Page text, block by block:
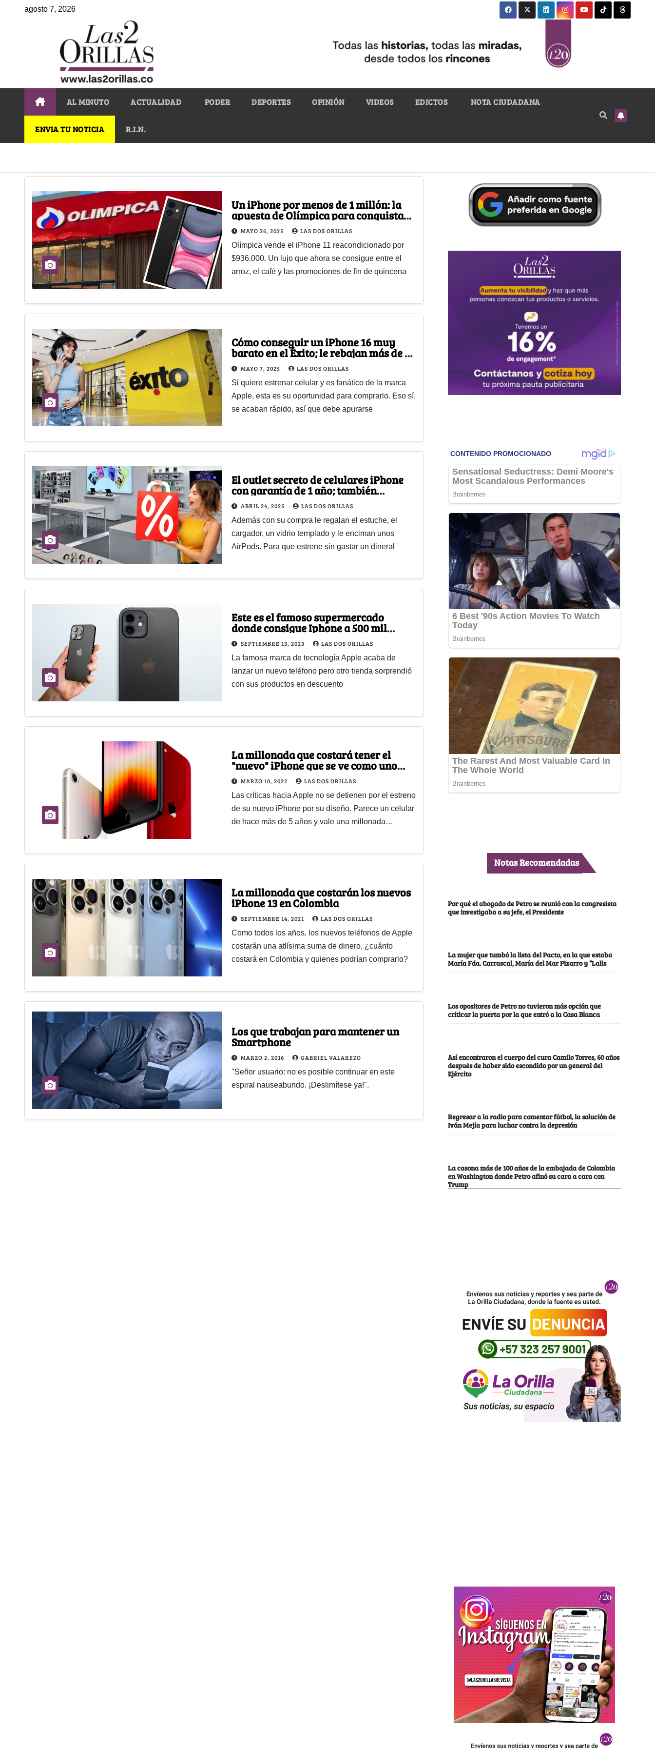
agosto 7, 2026
AL MINUTO ACTUALIDAD PODER DEPORTES OPINIÓN VIDEOS EDICTOS NOTA CIUDADANA
ENVIA TU NOTICIA R.I.N.
Un iPhone por menos de 1 millón: la
apuesta de Olímpica para conquistar
a los que esperan el milagro
MAYO 26, 2025 LAS DOS ORILLAS
Olímpica vende el iPhone 11 reacondicionado por
$936.000. Un lujo que ahora se consigue entre el
arroz, el café y las promociones de fin de quincena
Cómo conseguir un iPhone 16 muy
barato en el Éxito; le rebajan más de 2
millones de pesos
MAYO 7, 2025 LAS DOS ORILLAS
Si quiere estrenar celular y es fanático de la marca
Apple, esta es su oportunidad para comprarlo. Eso sí,
se acaban rápido, así que debe apurarse
El outlet secreto de celulares iPhone
con garantía de 1 año; también
encuentra otras marcas
ABRIL 24, 2025 LAS DOS ORILLAS
Además con su compra le regalan el estuche, el
cargador, un vidrio templado y le enciman unos
AirPods. Para que estrene sin gastar un dineral
Este es el famoso supermercado
donde consigue Iphone a 500 mil
pesos
SEPTIEMBRE 13, 2023 LAS DOS ORILLAS
La famosa marca de tecnología Apple acaba de
lanzar un nuevo teléfono pero otro tienda sorprendió
con sus productos en descuento
La millonada que costará tener el
"nuevo" iPhone que se ve como uno
viejo
MARZO 10, 2022 LAS DOS ORILLAS
Las críticas hacia Apple no se detienen por el estreno
de su nuevo iPhone por su diseño. Parece un celular
de hace más de 5 años y vale una millonada…
La millonada que costarán los nuevos
iPhone 13 en Colombia
SEPTIEMBRE 14, 2021 LAS DOS ORILLAS
Como todos los años, los nuevos teléfonos de Apple
costarán una atlísima suma de dinero, ¿cuánto
costará en Colombia y quienes podrían comprarlo?
Los que trabajan para mantener un
Smartphone
MARZO 2, 2016 GABRIEL VALAREZO
"Señor usuario: no es posible continuar en este
espiral nauseabundo. ¡Deslimítese ya!".
Notas Recomendadas
Por qué el abogado de Petro se reunió con la congresista
que investigaba a su jefe, el Presidente
La mujer que tumbó la lista del Pacto, en la que estaba
María Fda. Carrascal, María del Mar Pizarro y “Lalis
Los opositores de Petro no tuvieron más opción que
criticar la puerta por la que entró a la Casa Blanca
Así encontraron el cuerpo del cura Camilo Torres, 60 años
después de haber sido escondido por un general del
Ejército
Regresar a la radio para comentar fútbol, la solución de
Iván Mejía para luchar contra la depresión
La casona más de 100 años de la embajada de Colombia
en Washington donde Petro afinó su cara a cara con
Trump